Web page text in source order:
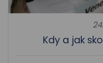
Kdy a jak